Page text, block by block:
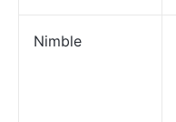
Nimble